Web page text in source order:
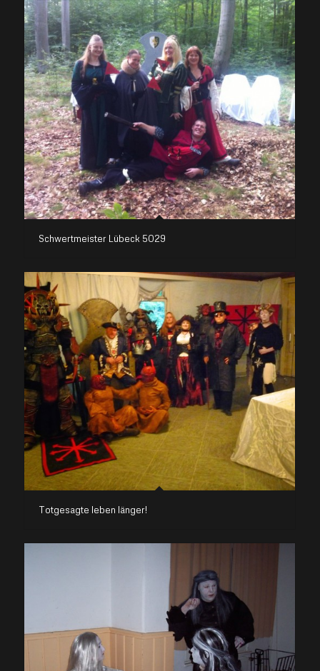
Schwertmeister Lübeck 5029
Totgesagte leben länger!